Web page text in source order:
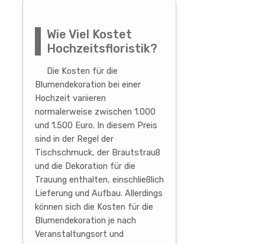
Wie Viel Kostet
Hochzeitsfloristik?
Die Kosten für die
Blumendekoration bei einer
Hochzeit variieren
normalerweise zwischen 1.000
und 1.500 Euro. In diesem Preis
sind in der Regel der
Tischschmuck, der Brautstrauß
und die Dekoration für die
Trauung enthalten, einschließlich
Lieferung und Aufbau. Allerdings
können sich die Kosten für die
Blumendekoration je nach
Veranstaltungsort und